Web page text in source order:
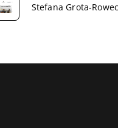
Stefana Grota-